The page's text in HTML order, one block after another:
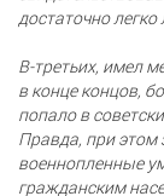
достаточно
В-третьих, имел
в конце концов,
попало в
Правда, при этом
военнопленные
гражданским